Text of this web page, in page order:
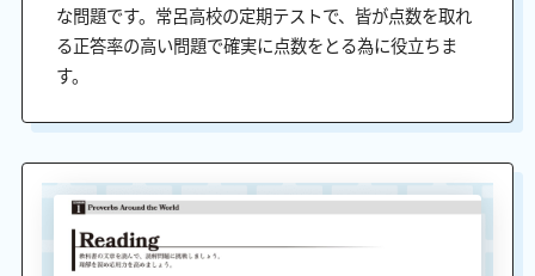
な問題です。常呂高校の定期テストで、皆が点数を取れ
る正答率の高い問題で確実に点数をとる為に役立ちま
す。